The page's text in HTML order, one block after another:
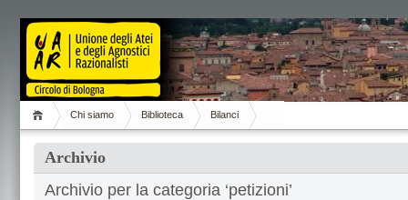
Chi siamo Biblioteca Bilanci
Archivio
Archivio per la categoria ‘petizioni’